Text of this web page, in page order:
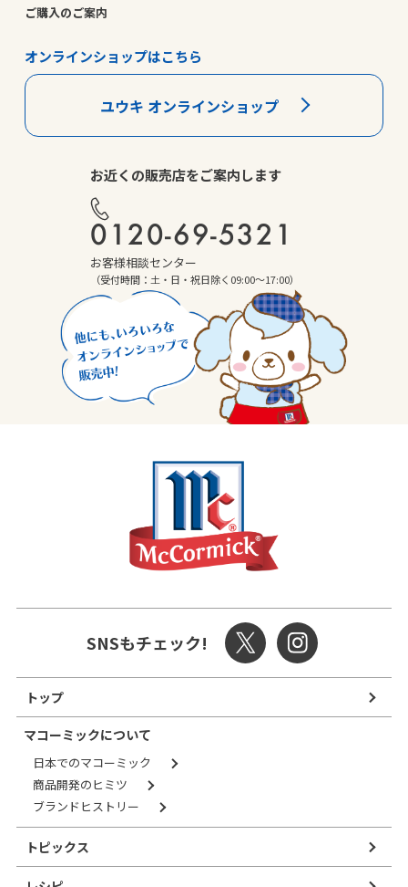
ご購入のご案内
オンラインショップはこちら
ユウキ オンラインショップ
お近くの販売店をご案内します
0120-69-5321
お客様相談センター
（受付時間：土・日・祝日除く09:00～17:00）
SNSもチェック!
トップ
マコーミックについて
日本でのマコーミック
商品開発のヒミツ
ブランドヒストリー
トピックス